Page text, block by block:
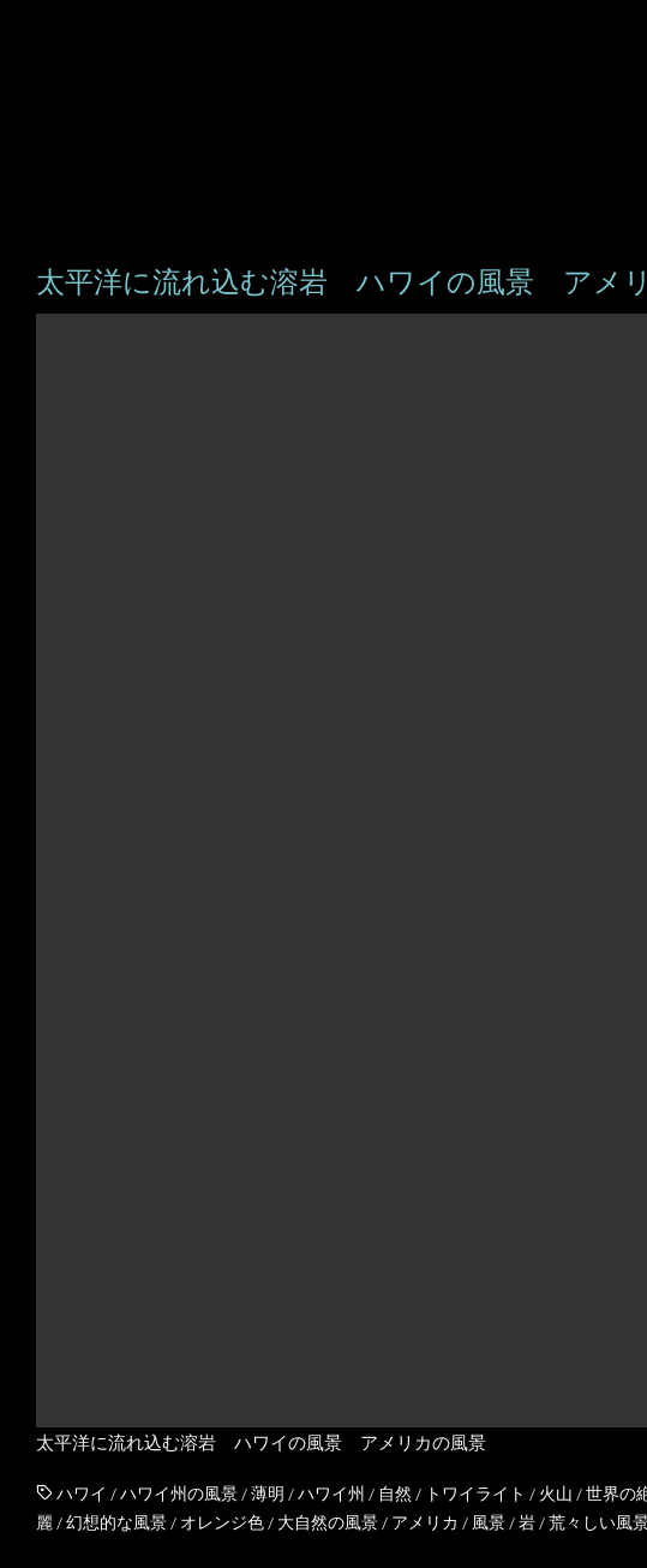
太平洋に流れ込む溶岩 ハワイの風景 アメ
太平洋に流れ込む溶岩 ハワイの風景 アメリカの風景
ハワイ /ハワイ州の風景/薄明 /ハワイ州 / 自然 / トワイライト / 火山 /世界の
麗 /幻想的な風景 / オレンジ色 / 大自然の風景 / アメリカ / 風景 /岩 /荒々しい風